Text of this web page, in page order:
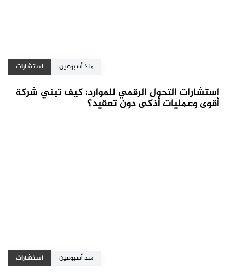
منذ أسبوعين استشارات
استشارات التحول الرقمي للموارد: كيف تبني شركة
أقوى وعمليات أذكى دون تعقيد؟
منذ أسبوعين استشارات